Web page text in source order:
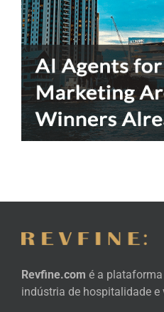
Revfine.com é a
indústria de hospitalidade e